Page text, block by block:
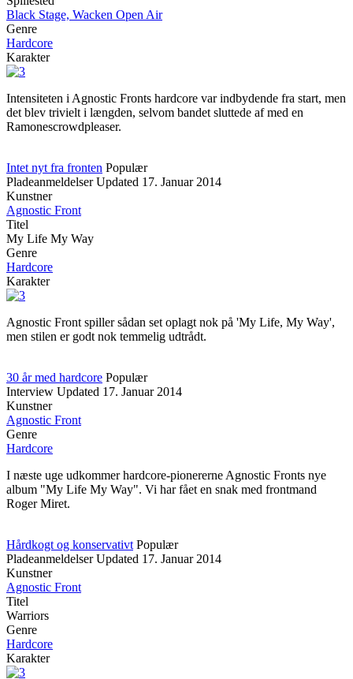
Black Stage, Wacken Open Air
Genre
Hardcore
Karakter
Intensiteten i Agnostic Fronts hardcore var indbydende fra start, men
det blev trivielt i længden, selvom bandet sluttede af med en
Ramonescrowdpleaser.
Intet nyt fra fronten Populær
Pladeanmeldelser Updated 17. Januar 2014
Kunstner
Agnostic Front
Titel
My Life My Way
Genre
Hardcore
Karakter
Agnostic Front spiller sådan set oplagt nok på 'My Life, My Way',
men stilen er godt nok temmelig udtrådt.
30 år med hardcore Populær
Interview Updated 17. Januar 2014
Kunstner
Agnostic Front
Genre
Hardcore
I næste uge udkommer hardcore-pionererne Agnostic Fronts nye
album "My Life My Way". Vi har fået en snak med frontmand
Roger Miret.
Hårdkogt og konservativt Populær
Pladeanmeldelser Updated 17. Januar 2014
Kunstner
Agnostic Front
Titel
Warriors
Genre
Hardcore
Karakter